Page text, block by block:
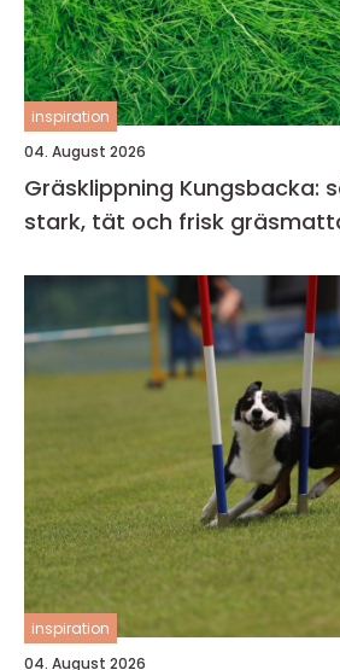
inspiration
04. August 2026
Gräsklippning Kungsbacka:
stark, tät och frisk
inspiration
04. August 2026